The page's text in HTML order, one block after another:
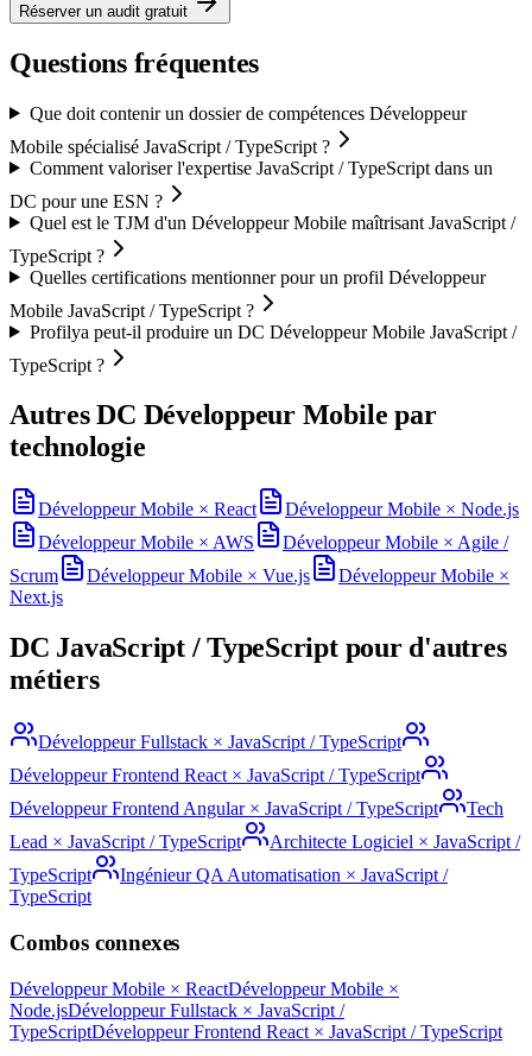
Réserver un audit gratuit
Questions fréquentes
Que doit contenir un dossier de compétences Développeur
Mobile spécialisé JavaScript / TypeScript ?
Comment valoriser l'expertise JavaScript / TypeScript dans un
DC pour une ESN ?
Quel est le TJM d'un Développeur Mobile maîtrisant JavaScript /
TypeScript ?
Quelles certifications mentionner pour un profil Développeur
Mobile JavaScript / TypeScript ?
Profilya peut-il produire un DC Développeur Mobile JavaScript /
TypeScript ?
Autres DC Développeur Mobile par
technologie
Développeur Mobile × React Développeur Mobile × Node.js
Développeur Mobile × AWS Développeur Mobile × Agile /
Scrum
Développeur Mobile × Vue.js Développeur Mobile ×
Next.js
DC JavaScript / TypeScriptpour d'autres
métiers
Développeur Fullstack × JavaScript / TypeScript
Développeur Frontend React × JavaScript / TypeScript
Développeur Frontend Angular× JavaScript / TypeScript
Tech
Lead × JavaScript / TypeScript Architecte Logiciel × JavaScript /
TypeScript
Ingénieur QA Automatisation × JavaScript /
TypeScript
Combos connexes
Développeur Mobile × ReactDéveloppeur Mobile ×
Node.jsDéveloppeur Fullstack × JavaScript /
TypeScriptDéveloppeur Frontend React × JavaScript / TypeScript